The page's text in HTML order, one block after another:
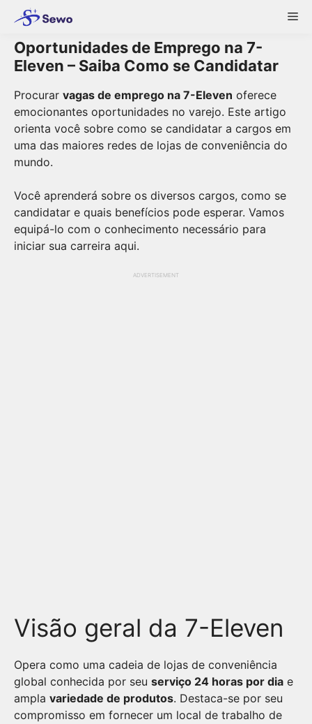
content
Oportunidades de Emprego na 7-
Eleven – Saiba Como se Candidatar
Procurar vagas de emprego na 7-Eleven oferece
emocionantes oportunidades no varejo. Este artigo
orienta você sobre como se candidatar a cargos em
uma das maiores redes de lojas de conveniência do
mundo.
Você aprenderá sobre os diversos cargos, como se
candidatar e quais benefícios pode esperar. Vamos
equipá-lo com o conhecimento necessário para
iniciar sua carreira aqui.
ADVERTISEMENT
Visão geral da 7-Eleven
Opera como uma cadeia de lojas de conveniência
global conhecida por seu serviço 24 horas por dia e
ampla variedade de produtos. Destaca-se por seu
compromisso em fornecer um local de trabalho de